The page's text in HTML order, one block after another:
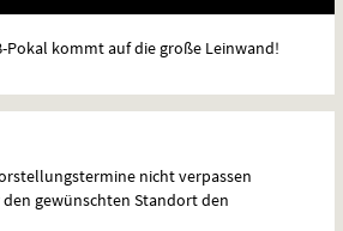
-Pokal kommt auf die große Leinwand!
nicht verpassen
gewünschten Standort den